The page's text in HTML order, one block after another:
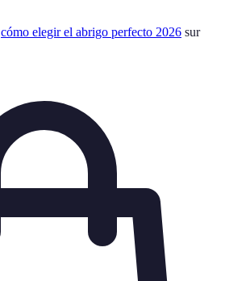
cómo elegir el abrigo perfecto 2026 sur